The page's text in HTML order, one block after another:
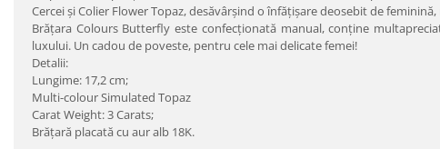
Cercei şi Colier Flower Topaz, desăvârşind o înfăţişare deosebit de
Brăţara Colours Butterfly este confecţionată manual, conţine
luxului. Un cadou de poveste, pentru cele mai delicate femei!
Detalii:
Lungime: 17,2 cm;
Multi-colour Simulated Topaz
Carat Weight: 3 Carats;
Brăţară placată cu aur alb 18K.